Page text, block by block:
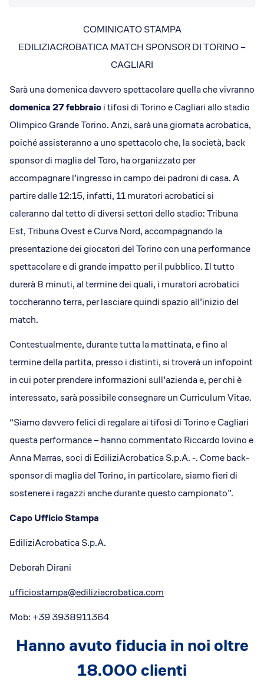
COMINICATO STAMPA
EDILIZIACROBATICA MATCH SPONSOR DI TORINO –
CAGLIARI
Sarà una domenica davvero spettacolare quella che vivranno
domenica 27 febbraioi tifosi di Torino e Cagliari allo stadio
Olimpico Grande Torino. Anzi, sarà una giornata acrobatica,
poiché assisteranno a uno spettacolo che, la società, back
sponsor di maglia del Toro, ha organizzato per
accompagnare l’ingresso in campo dei padroni di casa. A
partire dalle 12:15, infatti, 11 muratori acrobatici si
caleranno dal tetto di diversi settori dello stadio: Tribuna
Est, Tribuna Ovest e Curva Nord, accompagnando la
presentazione dei giocatori del Torino con una performance
spettacolare e di grande impatto per il pubblico. Il tutto
durerà 8 minuti, al termine dei quali, i muratori acrobatici
toccheranno terra, per lasciare quindi spazio all’inizio del
match.
Contestualmente, durante tutta la mattinata, e fino al
termine della partita, presso i distinti, si troverà un infopoint
in cui poter prendere informazioni sull’azienda e, per chi è
interessato, sarà possibile consegnare un Curriculum Vitae.
“Siamo davvero felici di regalare ai tifosi di Torino e Cagliari
questa performance – hanno commentato Riccardo Iovino e
Anna Marras, soci di EdiliziAcrobatica S.p.A. -. Come back-
sponsor di maglia del Torino, in particolare, siamo fieri di
sostenere i ragazzi anche durante questo campionato”.
Capo Ufficio Stampa
EdiliziAcrobatica S.p.A.
Deborah Dirani
ufficiostampa@ediliziacrobatica.com
Mob: +39 3938911364
Hanno avuto fiducia in noi oltre
18.000 clienti